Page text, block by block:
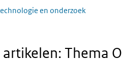
en onderzoek
Thema